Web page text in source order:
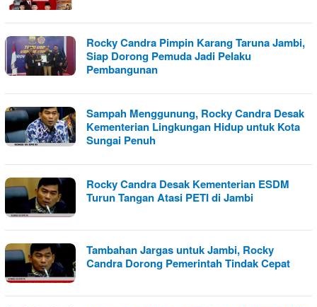
Rocky Candra Pimpin Karang Taruna Jambi,
Siap Dorong Pemuda Jadi Pelaku
Pembangunan
Sampah Menggunung, Rocky Candra Desak
Kementerian Lingkungan Hidup untuk Kota
Sungai Penuh
Rocky Candra Desak Kementerian ESDM
Turun Tangan Atasi PETI di Jambi
Tambahan Jargas untuk Jambi, Rocky
Candra Dorong Pemerintah Tindak Cepat